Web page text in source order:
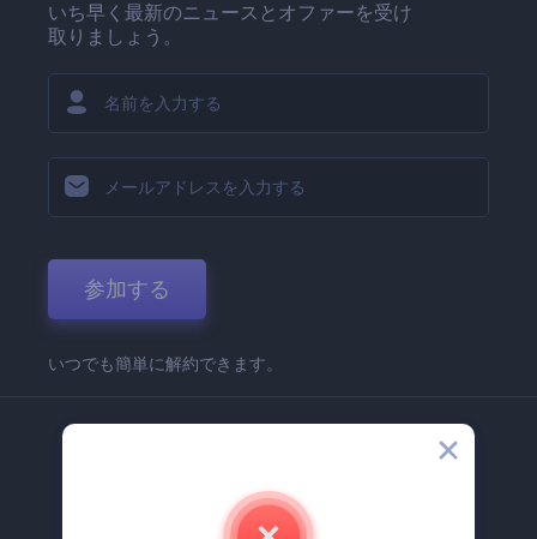
いち早く最新のニュースとオファーを受け
取りましょう。
参加する
いつでも簡単に解約できます。
Renderforest 企業情報
お問い合わせ